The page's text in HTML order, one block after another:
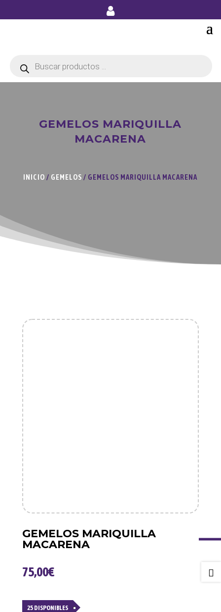
productos
GEMELOS MARIQUILLA
MACARENA
INICIO / GEMELOS / GEMELOS MARIQUILLA MACARENA
GEMELOS MARIQUILLA
MACARENA
75,00€
25 DISPONIBLES
